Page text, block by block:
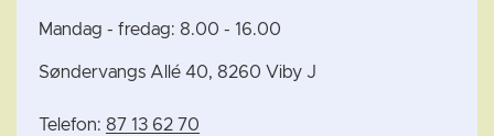
Mandag - fredag: 8.00 - 16.00
Søndervangs Allé 40, 8260 Viby J
Telefon: 87 13 62 70